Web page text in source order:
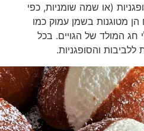
(או שמה שומניות, כפי
מטוגנות בשמן עמוק כמו
המולד של הגויים. בכל
והסופגניות.